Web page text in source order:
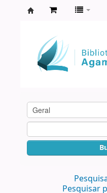
Agamenon
Magalhães
Pesquisar